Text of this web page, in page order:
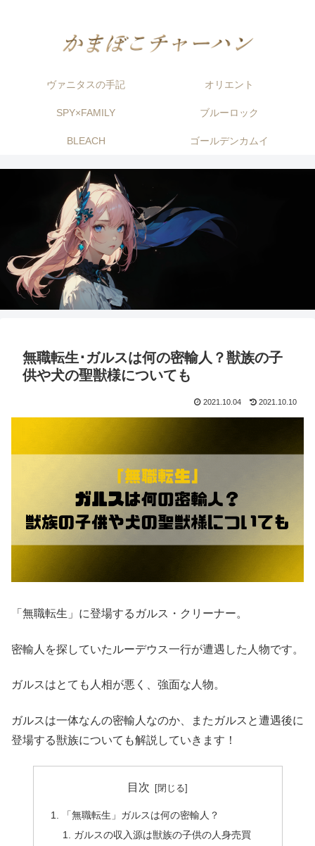
ヴァニタスの手記 オリエント
SPY×FAMILY ブルーロック
BLEACH ゴールデンカムイ
無職転生･ガルスは何の密輸人？獣族の子
供や犬の聖獣様についても
2021.10.04 2021.10.10
「無職転生」に登場するガルス・クリーナー。
密輸人を探していたルーデウス一行が遭遇した人物です。
ガルスはとても人相が悪く、強面な人物。
ガルスは一体なんの密輸人なのか、またガルスと遭遇後に
登場する獣族についても解説していきます！
目次
「無職転生」ガルスは何の密輸人？
ガルスの収入源は獣族の子供の人身売買